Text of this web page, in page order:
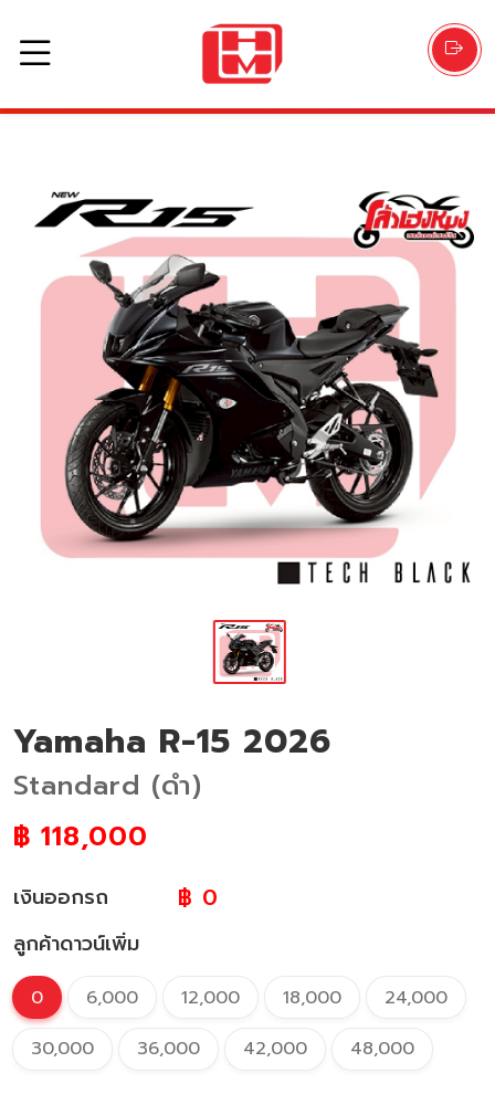
Yamaha R-15 2026
Standard (ดำ)
฿ 118,000
เงินออกรถ ฿ 0
ลูกค้าดาวน์เพิ่ม
0 6,000 12,000 18,000
24,000
30,000
36,000 42,000 48,000